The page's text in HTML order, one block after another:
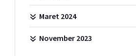
Maret 2024
November 2023